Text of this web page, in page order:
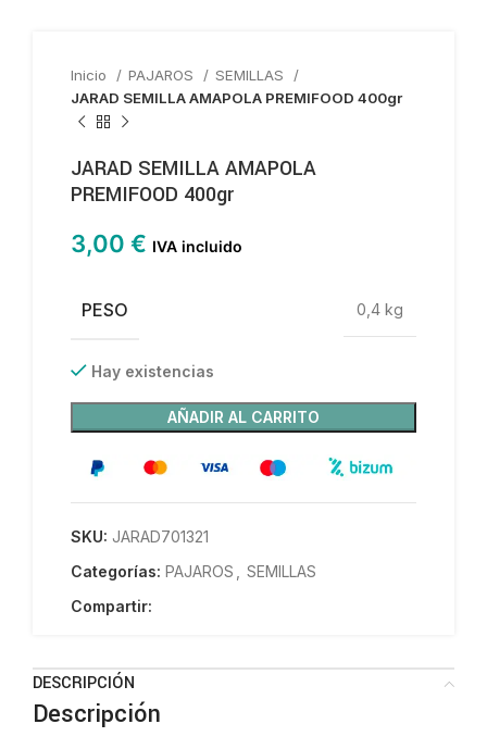
Inicio PAJAROS
SEMILLAS
JARAD SEMILLA AMAPOLA PREMIFOOD 400gr
JARAD SEMILLA AMAPOLA
PREMIFOOD 400gr
3,00 € IVA incluido
PESO 0,4 kg
Hay existencias
AÑADIR AL CARRITO
SKU: JARAD701321
Categorías: PAJAROS
SEMILLAS
Compartir:
DESCRIPCIÓN
Descripción